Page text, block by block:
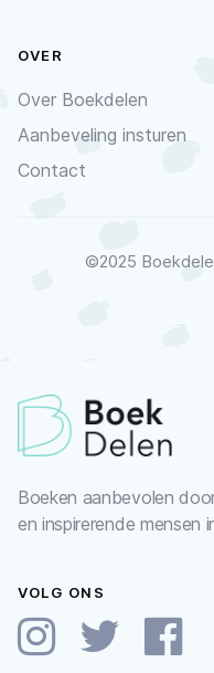
OVER
Over Boekdelen
Aanbeveling insturen
Contact
©2025
Boeken aanbevolen
en inspirerende mensen
VOLG ONS